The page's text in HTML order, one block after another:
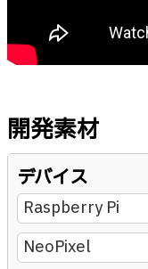
開発素材
デバイス
Raspberry Pi
NeoPixel